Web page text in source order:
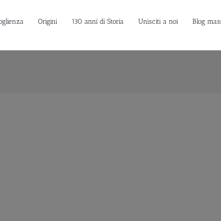
Origini 130 anni di Storia Unisciti a noi Blog